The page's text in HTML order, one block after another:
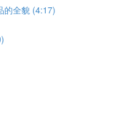
的全貌 (4:17)